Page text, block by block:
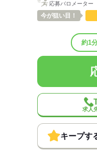
社会保険完備、ウォーター
応募バロメーター
今が狙い目！
約1
求人
キープす